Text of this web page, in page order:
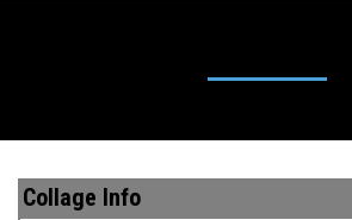
Collage Info